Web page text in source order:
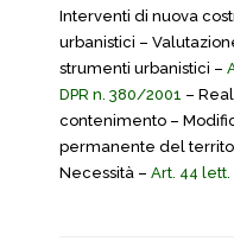
Interventi di nuova
urbanistici –
strumenti urbanistici –
DPR n. 380/2001 –
contenimento –
permanente del
Necessità – Art. 44 lett.